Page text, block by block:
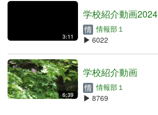
3:11
学校紹介動画2024
情報部１
6022
6:39
学校紹介動画
情報部１
8769